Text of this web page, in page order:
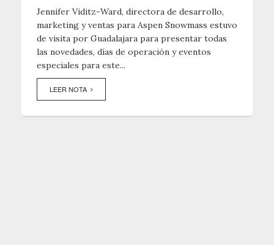
Jennifer Viditz-Ward, directora de desarrollo,
marketing y ventas para Aspen Snowmass estuvo
de visita por Guadalajara para presentar todas
las novedades, días de operación y eventos
especiales para este...
LEER NOTA